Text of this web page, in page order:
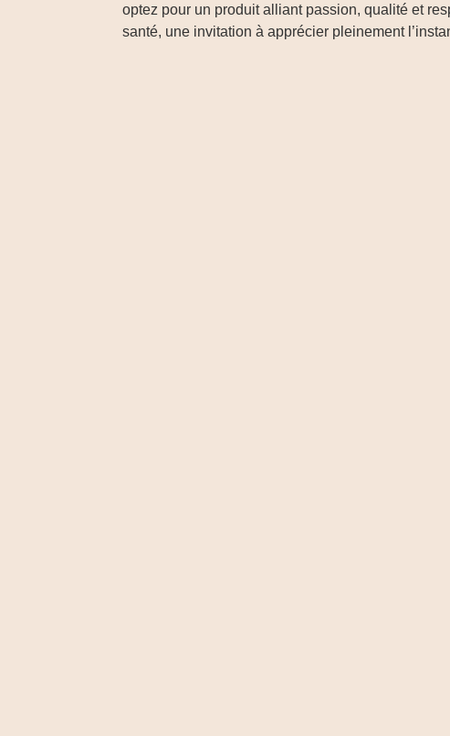
optez pour un produit alliant passion, qualité et
santé, une invitation à apprécier pleinement